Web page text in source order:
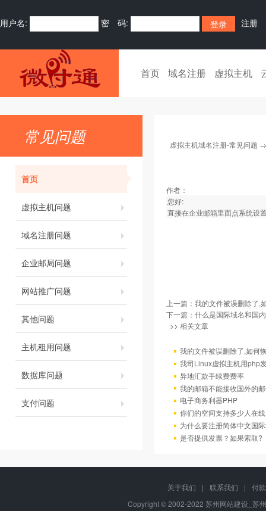
用户名: 密 码: 注册
首页 域名注册 虚拟主机
常见问题
首页
虚拟主机问题
域名注册问题
企业邮局问题
网站推广问题
其他问题
主机租用问题
数据库问题
支付问题
虚拟主机域名注册-常见问题
作者：
您好:
直接在企业邮箱里面点系统设
上一篇： 我的文件被误删除了,
下一篇： 什么是国际域名和国
>> 相关文章
我的文件被误删除了,如何
我司Linux虚拟主机用php
异地汇款手续费费率
我的邮箱不能接收国外的
电子商务利器PHP
你们的空间支持多少人在
为什么要注册简体中文国
是否提供发票？如果索取?
关于我们 | 联系我们 |
付
Copyright © 2002-2022 苏州网站建设_